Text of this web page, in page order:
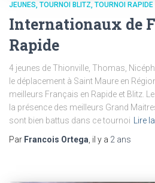
JEUNES TOURNOI BLITZ TOURNOI RAPIDE
Internationaux de
Rapide
4 jeunes de Thionville, Thomas,
le déplacement à Saint Maure en
meilleurs Français en Rapide et Blitz.
la présence des meilleurs Grand
sont bien battus dans ce tournoi Lire
Par Francois Ortega, il y a 2 ans